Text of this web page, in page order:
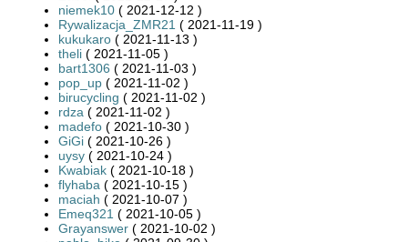
niemek10 ( 2021-12-12 )
Rywalizacja_ZMR21 ( 2021-11-19 )
kukukaro ( 2021-11-13 )
theli ( 2021-11-05 )
bart1306 ( 2021-11-03 )
pop_up ( 2021-11-02 )
birucycling ( 2021-11-02 )
rdza ( 2021-11-02 )
madefo ( 2021-10-30 )
GiGi ( 2021-10-26 )
uysy ( 2021-10-24 )
Kwabiak ( 2021-10-18 )
flyhaba ( 2021-10-15 )
maciah ( 2021-10-07 )
Emeq321 ( 2021-10-05 )
Grayanswer ( 2021-10-02 )